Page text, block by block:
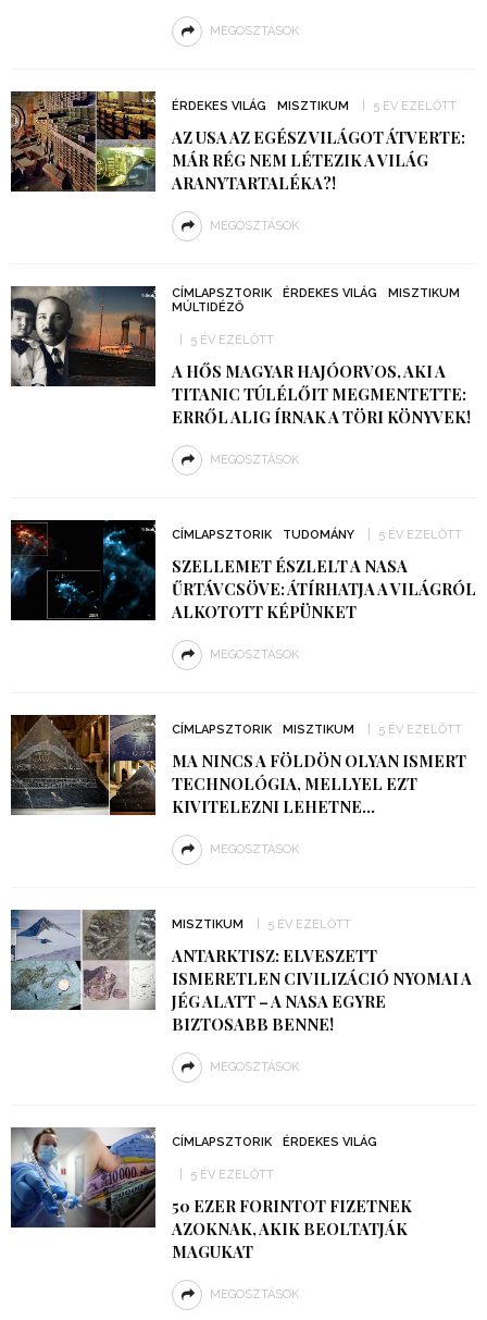
MEGOSZTÁSOK
ÉRDEKES VILÁG MISZTIKUM 5 ÉV EZELŐTT
AZ USA AZ EGÉSZ VILÁGOT ÁTVERTE:
MÁR RÉG NEM LÉTEZIK A VILÁG
ARANYTARTALÉKA?!
MEGOSZTÁSOK
CÍMLAPSZTORIK ÉRDEKES VILÁG
MISZTIKUM
MÚLTIDÉZŐ
5 ÉV EZELŐTT
A HŐS MAGYAR HAJÓORVOS, AKI A
TITANIC TÚLÉLŐIT MEGMENTETTE:
ERRŐL ALIG ÍRNAK A TÖRI KÖNYVEK!
MEGOSZTÁSOK
CÍMLAPSZTORIK TUDOMÁNY 5 ÉV EZELŐTT
SZELLEMET ÉSZLELT A NASA
ŰRTÁVCSÖVE: ÁTÍRHATJA A VILÁGRÓL
ALKOTOTT KÉPÜNKET
MEGOSZTÁSOK
CÍMLAPSZTORIK MISZTIKUM 5 ÉV EZELŐTT
MA NINCS A FÖLDÖN OLYAN ISMERT
TECHNOLÓGIA, MELLYEL EZT
KIVITELEZNI LEHETNE…
MEGOSZTÁSOK
MISZTIKUM 5 ÉV EZELŐTT
ANTARKTISZ: ELVESZETT
ISMERETLEN CIVILIZÁCIÓ NYOMAI A
JÉG ALATT – A NASA EGYRE
BIZTOSABB BENNE!
MEGOSZTÁSOK
CÍMLAPSZTORIK ÉRDEKES VILÁG
5 ÉV EZELŐTT
50 EZER FORINTOT FIZETNEK
AZOKNAK, AKIK BEOLTATJÁK
MAGUKAT
MEGOSZTÁSOK